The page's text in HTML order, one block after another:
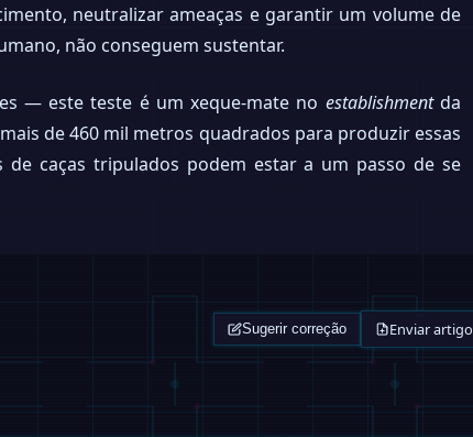
neutralizar ameaças e garantir um volume de
não conseguem sustentar.
— este teste é um xeque-mate no establishmentda
de 460 mil metros quadrados para produzir essas
caças tripulados podem estar a um passo de se
Sugerir correção Enviar artigo